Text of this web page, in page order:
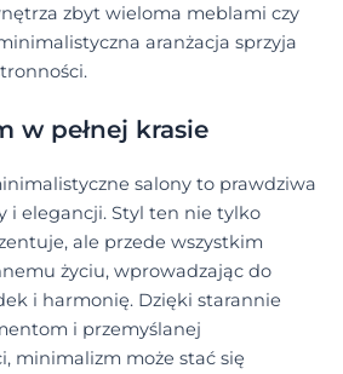
zbyt wieloma meblami czy
aranżacja sprzyja
w pełnej krasie
salony to prawdziwa
i elegancji. Styl ten nie tylko
ale przede wszystkim
życiu, wprowadzając do
i harmonię. Dzięki starannie
i przemyślanej
minimalizm może stać się